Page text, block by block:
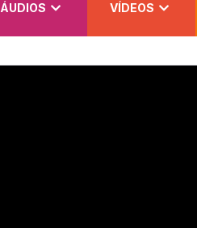
ÁUDIOS VÍDEOS